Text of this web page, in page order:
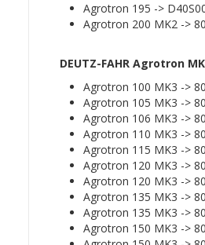
Agrotron 195 ->
Agrotron 200 MK2 ->
DEUTZ-FAHR Agrotron
Agrotron 100 MK3 ->
Agrotron 105 MK3 ->
Agrotron 106 MK3 ->
Agrotron 110 MK3 ->
Agrotron 115 MK3 ->
Agrotron 120 MK3 ->
Agrotron 120 MK3 ->
Agrotron 135 MK3 ->
Agrotron 135 MK3 ->
Agrotron 150 MK3 ->